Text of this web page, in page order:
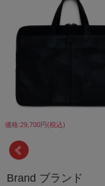
価格:29,700円(税込)
Brand ブランド